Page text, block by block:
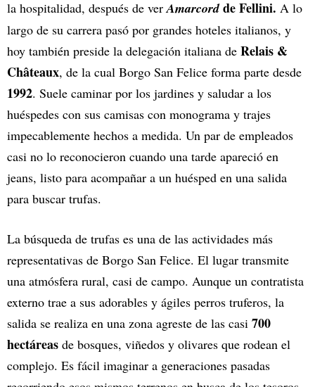
la hospitalidad, después de verAmarcordde Fellini. A lo
largo de su carrera pasó por grandes hoteles italianos, y
hoy también preside la delegación italiana de Relais &
Châteaux, de la cual Borgo San Felice forma parte desde
1992. Suele caminar por los jardines y saludar a los
huéspedes con sus camisas con monograma y trajes
impecablemente hechos a medida. Un par de empleados
casi no lo reconocieron cuando una tarde apareció en
jeans, listo para acompañar a un huésped en una salida
para buscar trufas.
La búsqueda de trufas es una de las actividades más
representativas de Borgo San Felice. El lugar transmite
una atmósfera rural, casi de campo. Aunque un contratista
externo trae a sus adorables y ágiles perros truferos, la
salida se realiza en una zona agreste de las casi 700
hectáreas de bosques, viñedos y olivares que rodean el
complejo. Es fácil imaginar a generaciones pasadas